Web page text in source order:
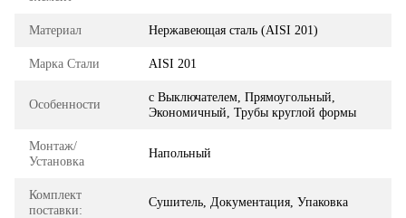
Материал Нержавеющая сталь (AISI 201)
Марка Стали AISI 201
Особенности
с Выключателем, Прямоугольный,
Экономичный, Трубы круглой формы
Монтаж/
Установка
Напольный
Комплект
поставки:
Сушитель, Документация, Упаковка